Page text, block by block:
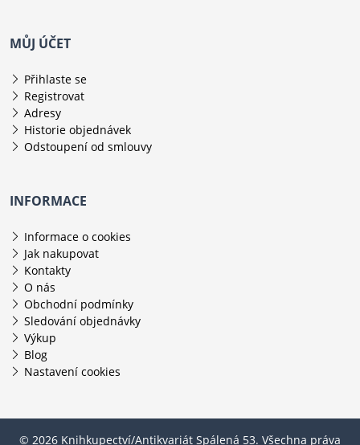
MŮJ ÚČET
Přihlaste se
Registrovat
Adresy
Historie objednávek
Odstoupení od smlouvy
INFORMACE
Informace o cookies
Jak nakupovat
Kontakty
O nás
Obchodní podmínky
Sledování objednávky
Výkup
Blog
Nastavení cookies
© 2026 Knihkupectví/Antikvariát Spálená 53. Všechna práva